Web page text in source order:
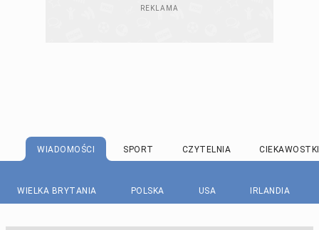
WIADOMOŚCI SPORT CZYTELNIA CIEKAWOSTKI
WIELKA BRYTANIA POLSKA USA IRLANDIA